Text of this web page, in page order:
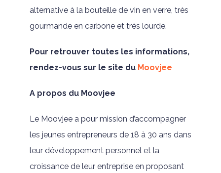
alternative à la bouteille de vin en verre, très
gourmande en carbone et très lourde.
Pour retrouver toutes les informations,
rendez-vous sur le site du Moovjee
A propos du Moovjee
Le Moovjee a pour mission d’accompagner
les jeunes entrepreneurs de 18 à 30 ans dans
leur développement personnel et la
croissance de leur entreprise en proposant